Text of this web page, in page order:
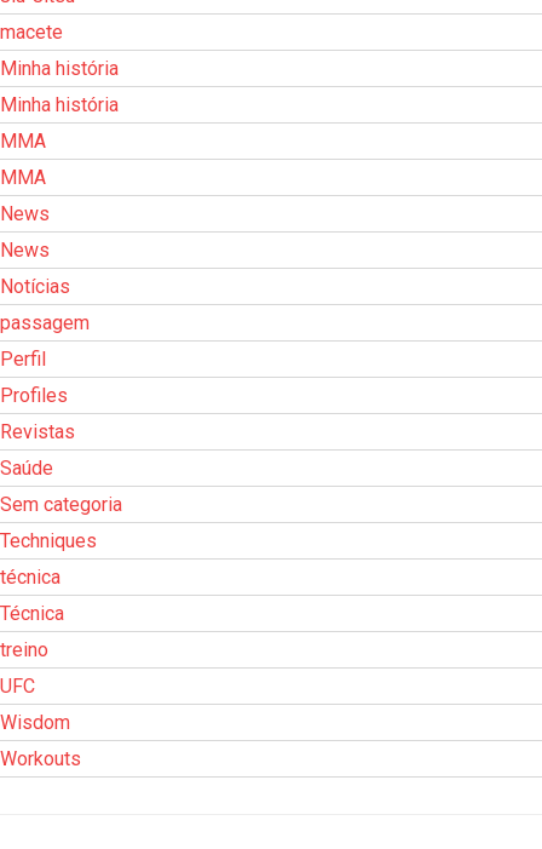
macete
Minha história
Minha história
MMA
MMA
News
News
Notícias
passagem
Perfil
Profiles
Revistas
Saúde
Sem categoria
Techniques
técnica
Técnica
treino
UFC
Wisdom
Workouts